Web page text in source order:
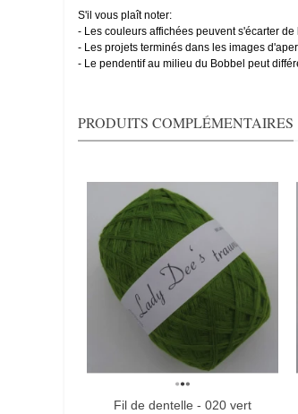
S'il vous plaît noter:
- Les couleurs affichées peuvent s'écarter
- Les projets terminés dans les images
- Le pendentif au milieu du Bobbel peut
PRODUITS COMPLÉMENTAIRES
Comparer
Fil de dentelle - 020 vert